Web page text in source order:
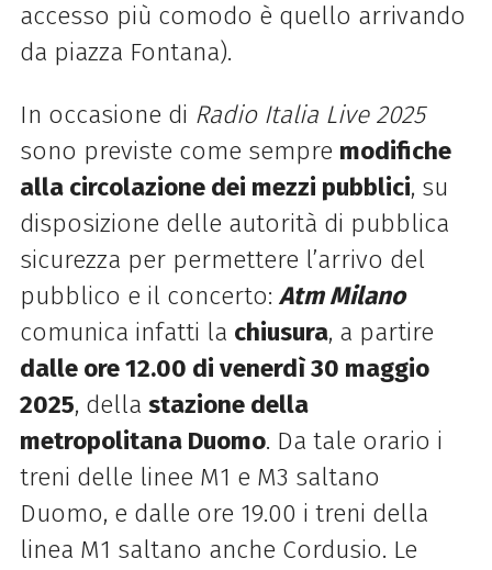
accesso più comodo è quello arrivando
da piazza Fontana).
In occasione di Radio Italia Live 2025
sono previste come sempre modifiche
alla circolazione dei mezzi pubblici, su
disposizione delle autorità di pubblica
sicurezza per permettere l’arrivo del
pubblico e il concerto: Atm Milano
comunica infatti la chiusura, a partire
dalle ore 12.00 di venerdì 30 maggio
2025, della stazione della
metropolitana Duomo. Da tale orario i
treni delle linee M1 e M3 saltano
Duomo, e dalle ore 19.00 i treni della
linea M1 saltano anche Cordusio. Le